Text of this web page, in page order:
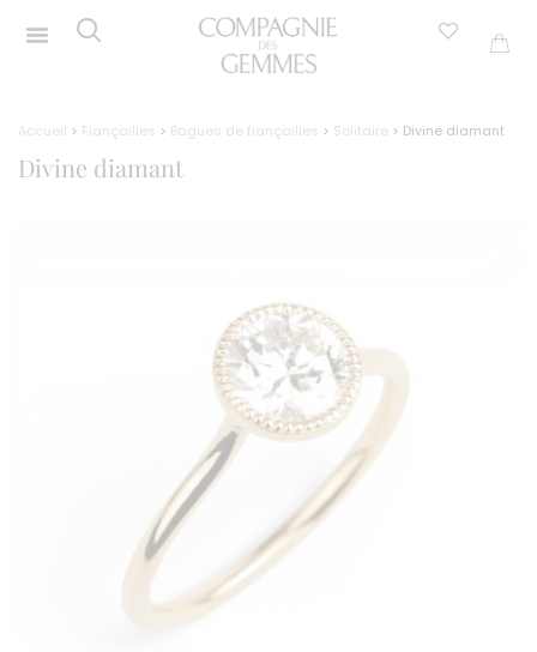
Accueil > Fiançailles > Bagues de fiançailles > Solitaire > Divine diamant
Divine diamant